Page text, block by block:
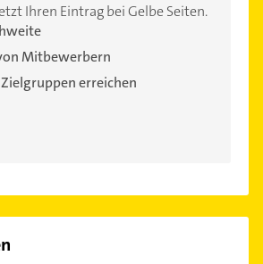
Ihren Eintrag bei Gelbe Seiten.
Mitbewerbern
erreichen